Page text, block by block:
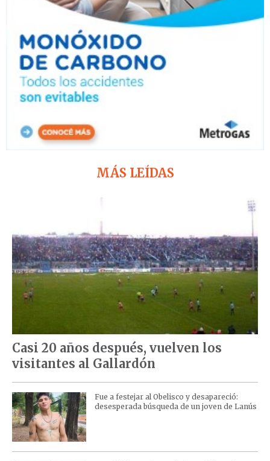
MÁS LEÍDAS
Casi 20 años después, vuelven los
visitantes al Gallardón
Fue a festejar al Obelisco y desapareció:
desesperada búsqueda de un joven de Lanús